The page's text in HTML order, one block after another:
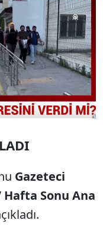
Gazeteci
Hafta Sonu Ana